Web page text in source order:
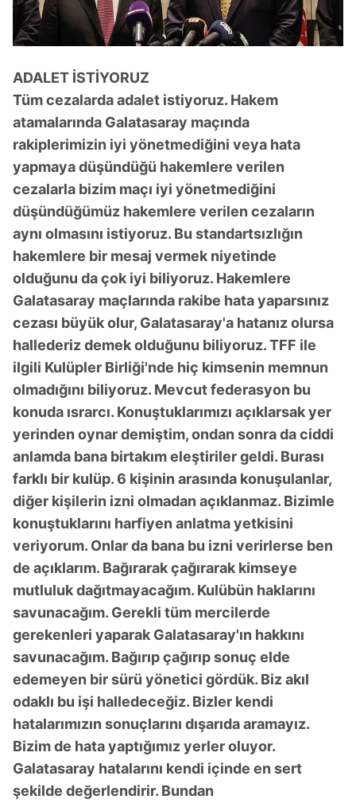
ADALET İSTİYORUZ
Tüm cezalarda adalet istiyoruz. Hakem
atamalarında Galatasaray maçında
rakiplerimizin iyi yönetmediğini veya hata
yapmaya düşündüğü hakemlere verilen
cezalarla bizim maçı iyi yönetmediğini
düşündüğümüz hakemlere verilen cezaların
aynı olmasını istiyoruz. Bu standartsızlığın
hakemlere bir mesaj vermek niyetinde
olduğunu da çok iyi biliyoruz. Hakemlere
Galatasaray maçlarında rakibe hata yaparsınız
cezası büyük olur, Galatasaray'a hatanız olursa
hallederiz demek olduğunu biliyoruz. TFF ile
ilgili Kulüpler Birliği'nde hiç kimsenin memnun
olmadığını biliyoruz. Mevcut federasyon bu
konuda ısrarcı. Konuştuklarımızı açıklarsak yer
yerinden oynar demiştim, ondan sonra da ciddi
anlamda bana birtakım eleştiriler geldi. Burası
farklı bir kulüp. 6 kişinin arasında konuşulanlar,
diğer kişilerin izni olmadan açıklanmaz. Bizimle
konuştuklarını harfiyen anlatma yetkisini
veriyorum. Onlar da bana bu izni verirlerse ben
de açıklarım. Bağırarak çağırarak kimseye
mutluluk dağıtmayacağım. Kulübün haklarını
savunacağım. Gerekli tüm mercilerde
gerekenleri yaparak Galatasaray'ın hakkını
savunacağım. Bağırıp çağırıp sonuç elde
edemeyen bir sürü yönetici gördük. Biz akıl
odaklı bu işi halledeceğiz. Bizler kendi
hatalarımızın sonuçlarını dışarıda aramayız.
Bizim de hata yaptığımız yerler oluyor.
Galatasaray hatalarını kendi içinde en sert
şekilde değerlendirir. Bundan